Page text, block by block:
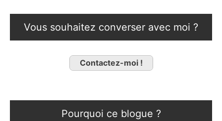
Vous souhaitez converser avec moi ?
Contactez-moi !
Pourquoi ce blogue ?